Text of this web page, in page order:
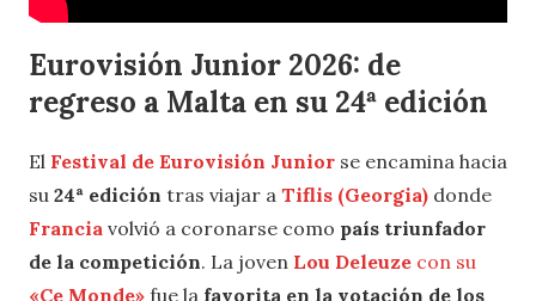
Eurovisión Junior 2026: de
regreso a Malta en su 24ª edición
El Festival de Eurovisión Junior se encamina hacia
su 24ª edición tras viajar a Tiflis (Georgia) donde
Francia volvió a coronarse como país triunfador
de la competición. La joven Lou Deleuze con su
«Ce Monde» fue la favorita en la votación de los